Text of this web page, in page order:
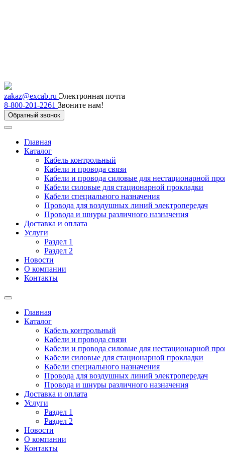
zakaz@excab.ru Электронная почта
8-800-201-2261 Звоните нам!
Обратный звонок
Главная
Каталог
Кабель контрольный
Кабели и провода связи
Кабели и провода силовые для нестационарной
Кабели силовые для стационарной прокладки
Кабели специального назначения
Провода для воздушных линий электропередач
Провода и шнуры различного назначения
Доставка и оплата
Услуги
Раздел 1
Раздел 2
Новости
О компании
Контакты
Главная
Каталог
Кабель контрольный
Кабели и провода связи
Кабели и провода силовые для нестационарной
Кабели силовые для стационарной прокладки
Кабели специального назначения
Провода для воздушных линий электропередач
Провода и шнуры различного назначения
Доставка и оплата
Услуги
Раздел 1
Раздел 2
Новости
О компании
Контакты